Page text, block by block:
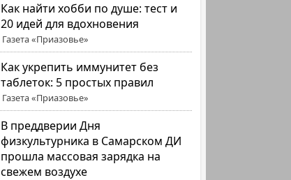
Как найти хобби по душе: тест и
20 идей для вдохновения
Газета «Приазовье»
Как укрепить иммунитет без
таблеток: 5 простых правил
Газета «Приазовье»
В преддверии Дня
физкультурника в Самарском ДИ
прошла массовая зарядка на
свежем воздухе